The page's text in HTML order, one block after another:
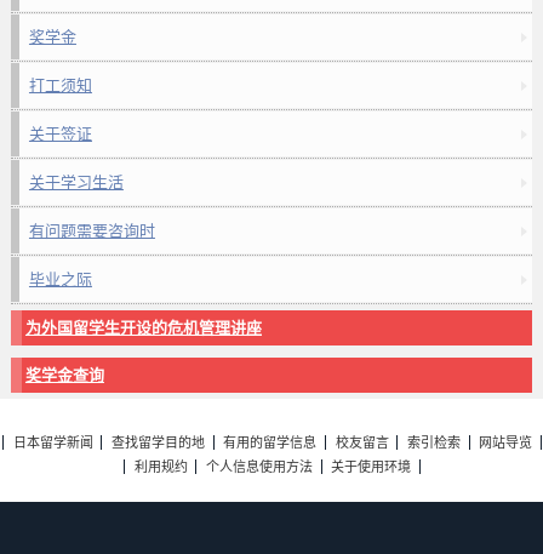
奖学金
打工须知
关于签证
关于学习生活
有问题需要咨询时
毕业之际
为外国留学生开设的危机管理讲座
奖学金查询
日本留学新闻 查找留学目的地 有用的留学信息 校友留言 索引检索
网站导览
利用规约
个人信息使用方法 关于使用环境